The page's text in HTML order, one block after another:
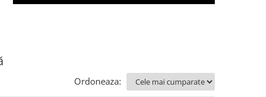
Ordoneaza: